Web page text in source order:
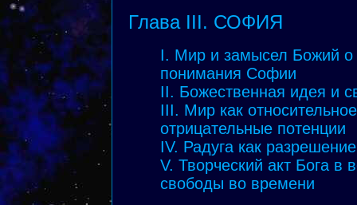
Глава III. СОФИЯ
I. Мир и замысел Божий о
понимания Софии
II. Божественная идея и
III. Мир как
отрицательные потенции
IV. Радуга как
V. Творческий акт Бога в
свободы во времени